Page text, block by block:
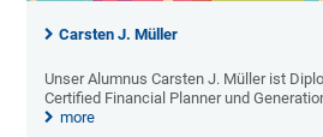
Carsten J. Müller
Unser Alumnus Carsten J. Müller ist
Certified Financial Planner und
more